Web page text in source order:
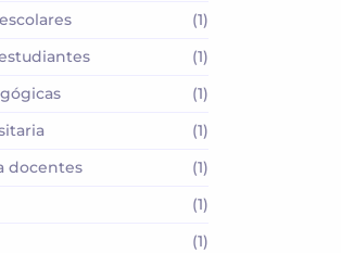
(1)
(1)
(1)
(1)
docentes
(1)
(1)
(1)